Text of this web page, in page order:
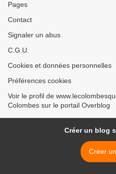
Pages
Contact
Signaler un abus
C.G.U.
Cookies et données personnelles
Préférences cookies
Voir le profil de
Colombes sur le portail Overblog
Créer un blog
Créer